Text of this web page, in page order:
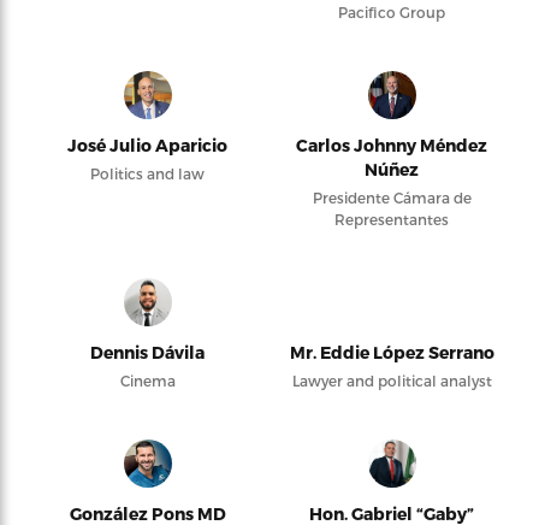
Pacifico Group
José Julio Aparicio
Politics and law
Carlos Johnny Méndez
Núñez
Presidente Cámara de
Representantes
Dennis Dávila
Cinema
Mr. Eddie López Serrano
Lawyer and political analyst
González Pons MD
Hon. Gabriel “Gaby”